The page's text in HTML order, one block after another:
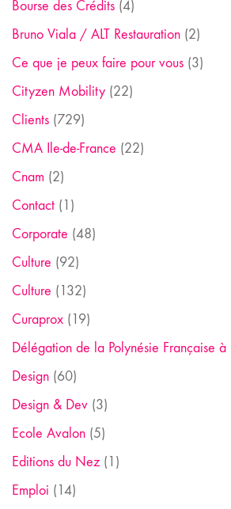
Bourse des Crédits (4)
Bruno Viala / ALT Restauration (2)
Ce que je peux faire pour vous (3)
Cityzen Mobility (22)
Clients (729)
CMA Ile-de-France (22)
Cnam (2)
Contact (1)
Corporate (48)
Culture (92)
Culture (132)
Curaprox (19)
Délégation de la Polynésie Française à
Design (60)
Design & Dev (3)
Ecole Avalon (5)
Editions du Nez (1)
Emploi (14)